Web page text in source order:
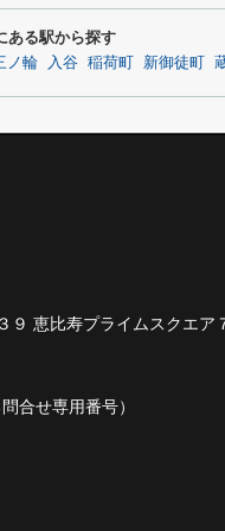
ある駅から探す
ノ輪 入谷 稲荷町 新御徒町
９ 恵比寿プライムスクエア
合せ専用番号）